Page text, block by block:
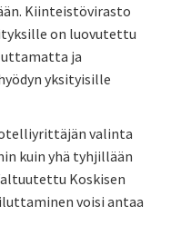
Kiinteistövirasto
on luovutettu
ja
yksityisille
valinta
kuin yhä tyhjillään
Koskisen
voisi antaa